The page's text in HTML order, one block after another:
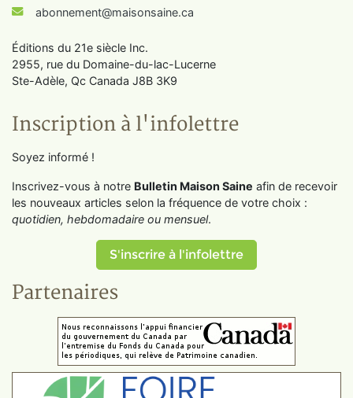
abonnement@maisonsaine.ca
Éditions du 21e siècle Inc.
2955, rue du Domaine-du-lac-Lucerne
Ste-Adèle, Qc Canada J8B 3K9
Inscription à l'infolettre
Soyez informé !
Inscrivez-vous à notre Bulletin Maison Saine afin de recevoir
les nouveaux articles selon la fréquence de votre choix :
quotidien, hebdomadaire ou mensuel.
S'inscrire à l'infolettre
Partenaires